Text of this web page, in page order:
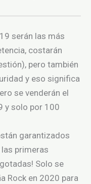
serán las más
costarán
pero también
y eso significa
se venderán el
y solo por 100
garantizados
primeras
Solo se
Rock en 2020 para